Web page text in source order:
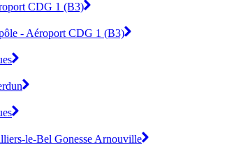
CDG 1 (B3)
- Aéroport CDG 1 (B3)
le-Bel Gonesse Arnouville